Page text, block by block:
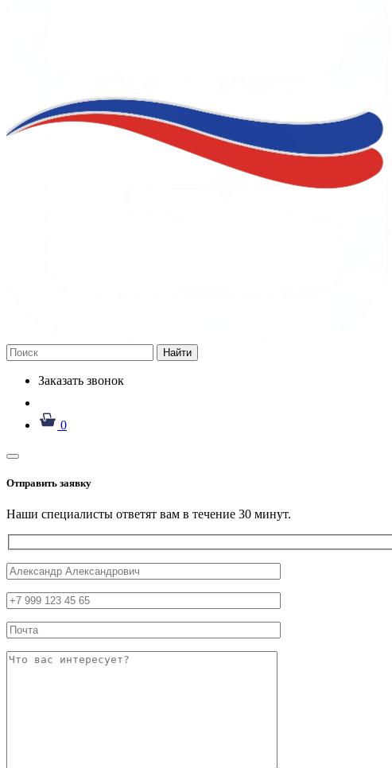
Найти
Заказать звонок
0
Отправить заявку
Наши специалисты ответят вам в течение 30 минут.